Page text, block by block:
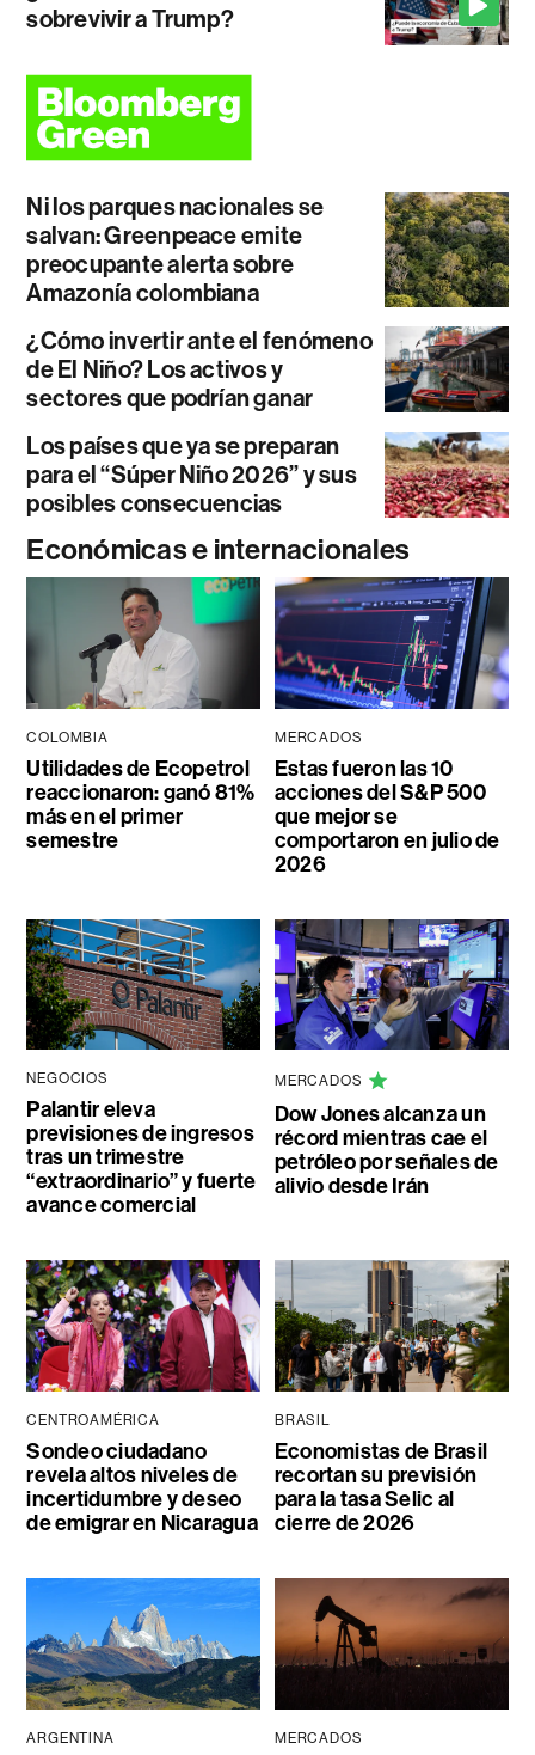
sobrevivir a Trump?
Ni los parques nacionales se
salvan: Greenpeace emite
preocupante alerta sobre
Amazonía colombiana
¿Cómo invertir ante el fenómeno
de El Niño? Los activos y
sectores que podrían ganar
Los países que ya se preparan
para el “Súper Niño 2026” y sus
posibles consecuencias
Económicas e internacionales
COLOMBIA
Utilidades de Ecopetrol
reaccionaron: ganó 81%
más en el primer
semestre
MERCADOS
Estas fueron las 10
acciones del S&P 500
que mejor se
comportaron en julio de
2026
NEGOCIOS
Palantir eleva
previsiones de ingresos
tras un trimestre
“extraordinario” y fuerte
avance comercial
MERCADOS
Dow Jones alcanza un
récord mientras cae el
petróleo por señales de
alivio desde Irán
CENTROAMÉRICA
Sondeo ciudadano
revela altos niveles de
incertidumbre y deseo
de emigrar en Nicaragua
BRASIL
Economistas de Brasil
recortan su previsión
para la tasa Selic al
cierre de 2026
ARGENTINA MERCADOS